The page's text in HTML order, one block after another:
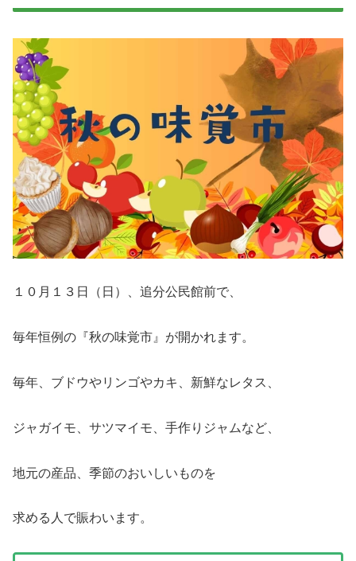
１０月１３日（日）、追分公民館前で、
毎年恒例の『秋の味覚市』が開かれます。
毎年、ブドウやリンゴやカキ、新鮮なレタス、
ジャガイモ、サツマイモ、手作りジャムなど、
地元の産品、季節のおいしいものを
求める人で賑わいます。